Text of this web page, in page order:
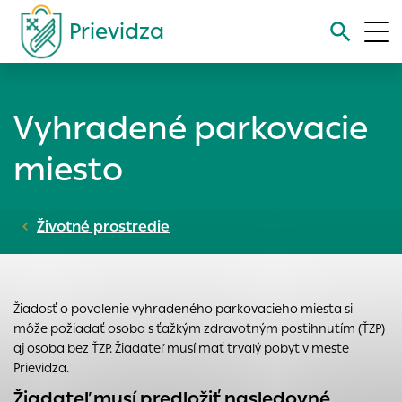
Prievidza
Vyhradené parkovacie
miesto
Životné prostredie
Žiadosť o povolenie vyhradeného parkovacieho miesta si
môže požiadať osoba s ťažkým zdravotným postihnutím (ŤZP)
aj osoba bez ŤZP. Žiadateľ musí mať trvalý pobyt v meste
Prievidza.
Nastavenie cookies
Používajú sa napríklad k tomu, aby si webový prehliadač
zapamätoval Vaše prihlásenie alebo aby sa uložila Vaša
Vyberte úroveň cookies, ktorú chcete povoliť
Technické cookies
Technické súbory cookie sú pre prevádzku nevyhnutné a
pomáhajú urobiť webové stránky uplatniteľnými tým, že
umožňujú základné funkcie, ako je navigácia na stránke a